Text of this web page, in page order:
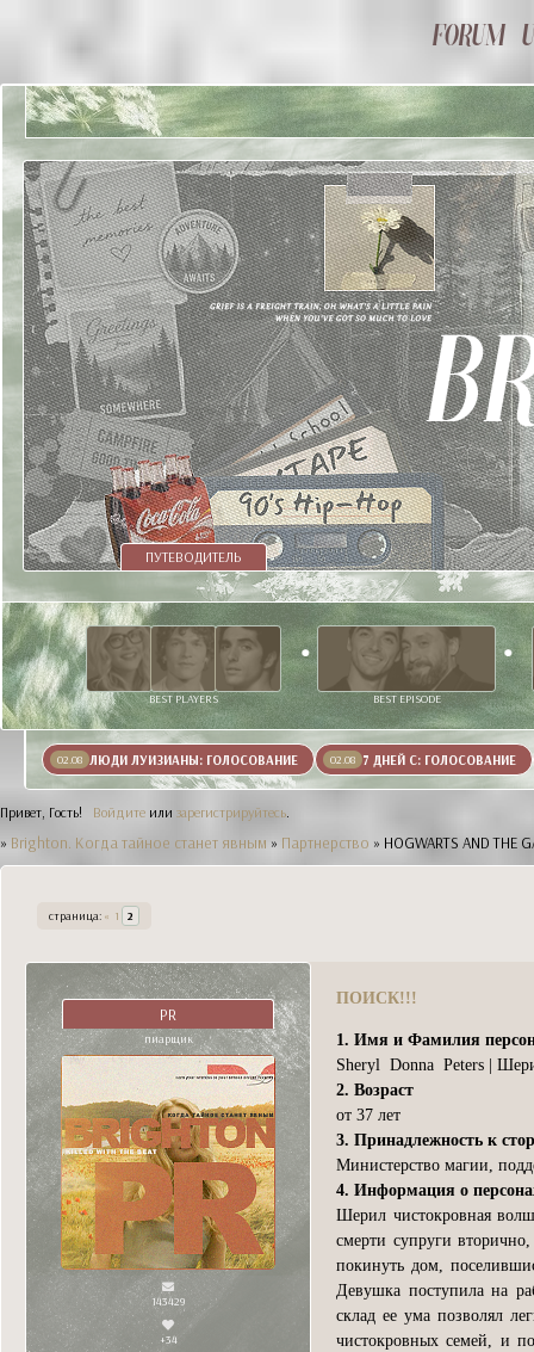
ПУТЕВОДИТЕЛЬ
BEST PLAYERS BEST EPISODE
02.08 ЛЮДИ ЛУИЗИАНЫ: ГОЛОСОВАНИЕ 02.08 7 ДНЕЙ С: ГОЛОСОВАНИЕ
Привет, Гость! Войдите или зарегистрируйтесь.
» Brighton. Когда тайное станет явным » Партнерство » HOGWARTS AND THE
страница: « 1 2
PR
пиарщик
143429
+34
ПОИСК!!!
1. Имя и Фамилия
Sheryl Donna Peters |
2. Возраст
от 37 лет
3. Принадлежность к
Министерство магии,
4. Информация о
Шерил чистокровная
смерти супруги
покинуть дом,
Девушка поступила на
склад ее ума позволял
чистокровных семей, и